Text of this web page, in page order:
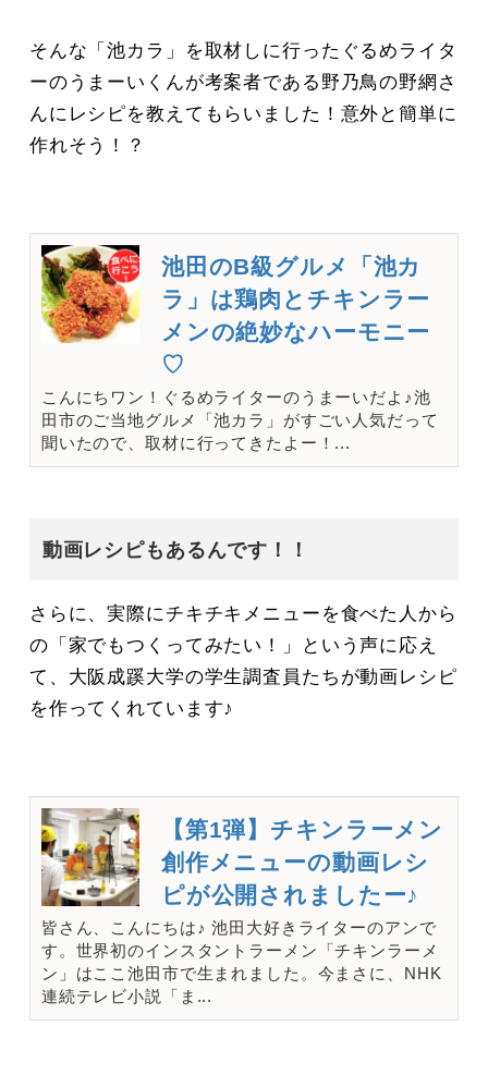
そんな「池カラ」を取材しに行ったぐるめライタ
ーのうまーいくんが考案者である野乃鳥の野網さ
んにレシピを教えてもらいました！意外と簡単に
作れそう！？
池田のB級グルメ「池カ
ラ」は鶏肉とチキンラー
メンの絶妙なハーモニー
♡
こんにちワン！ぐるめライターのうまーいだよ♪池
田市のご当地グルメ「池カラ」がすごい人気だって
聞いたので、取材に行ってきたよー！...
動画レシピもあるんです！！
さらに、実際にチキチキメニューを食べた人から
の「家でもつくってみたい！」という声に応え
て、大阪成蹊大学の学生調査員たちが動画レシピ
を作ってくれています♪
【第1弾】チキンラーメン
創作メニューの動画レシ
ピが公開されましたー♪
皆さん、こんにちは♪ 池田大好きライターのアンで
す。世界初のインスタントラーメン「チキンラーメ
ン」はここ池田市で生まれました。今まさに、NHK
連続テレビ小説「ま...